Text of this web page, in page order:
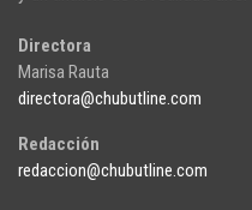
Directora
Marisa Rauta
directora@chubutline.com
Redacción
redaccion@chubutline.com